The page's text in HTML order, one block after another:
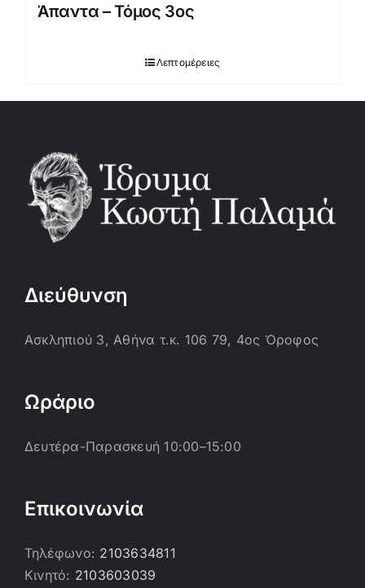
Άπαντα – Τόμος 3ος
Λεπτομέρειες
Διεύθυνση
Ασκληπιού 3, Αθήνα τ.κ. 106 79, 4ος Όροφος
Ωράριο
Δευτέρα-Παρασκευή 10:00–15:00
Επικοινωνία
Τηλέφωνο: 2103634811
Κινητό: 2103603039